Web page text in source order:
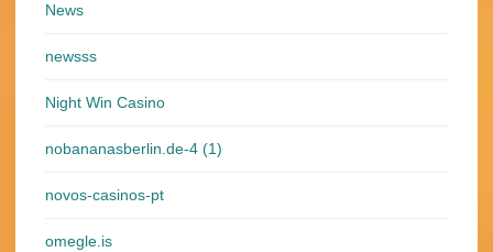
News
newsss
Night Win Casino
nobananasberlin.de-4 (1)
novos-casinos-pt
omegle.is